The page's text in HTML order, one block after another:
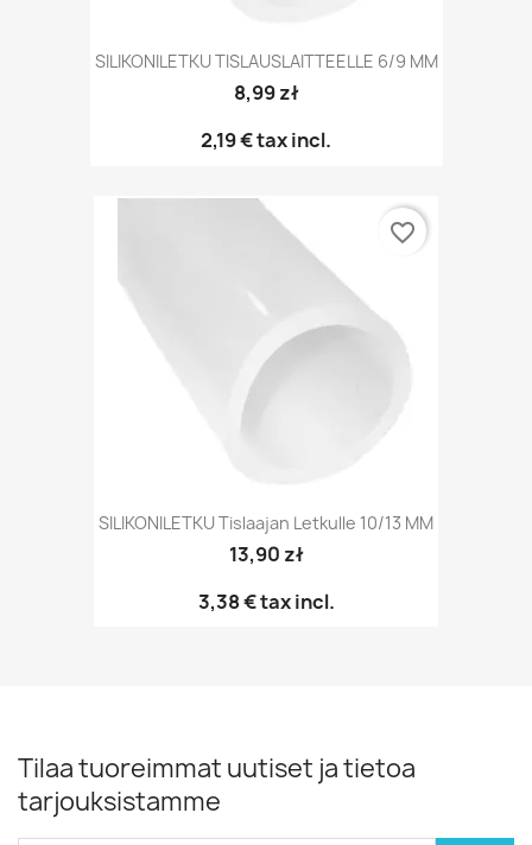
SILIKONILETKU TISLAUSLAITTEELLE 6/9 MM
8,99 zł
2,19 €tax incl.
SILIKONILETKU Tislaajan Letkulle 10/13 MM
13,90 zł
3,38 €tax incl.
favorite_border
Tilaa tuoreimmat uutiset ja tietoa
tarjouksistamme